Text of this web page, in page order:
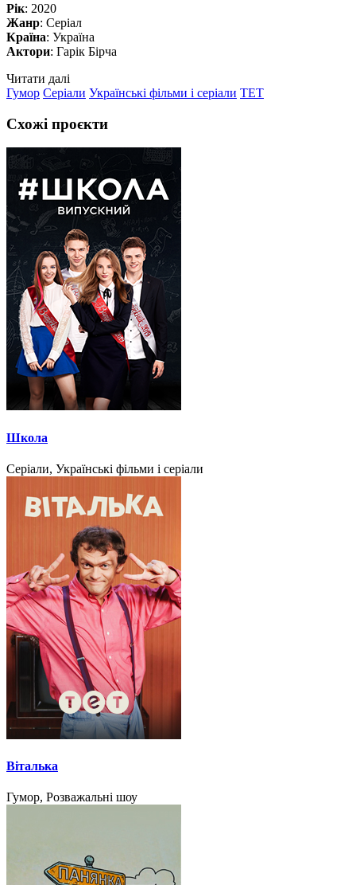
Рік: 2020
Жанр: Серіал
Країна: Україна
Актори: Гарік Бірча
Читати далі
Гумор Серіали Українські фільми і серіали ТЕТ
Схожі проєкти
Школа
Серіали, Українські фільми і серіали
Віталька
Гумор, Розважальні шоу